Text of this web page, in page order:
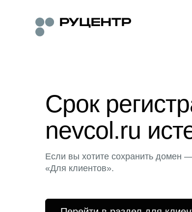
Срок
nevcol.ru
Если вы хотите сохранить домен
«Для клиентов».